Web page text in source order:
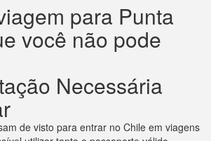
para Punta
você não pode
Necessária
de visto para entrar no Chile em viagens